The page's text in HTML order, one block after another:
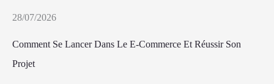
28/07/2026
Comment Se Lancer Dans Le E-Commerce Et Réussir Son
Projet